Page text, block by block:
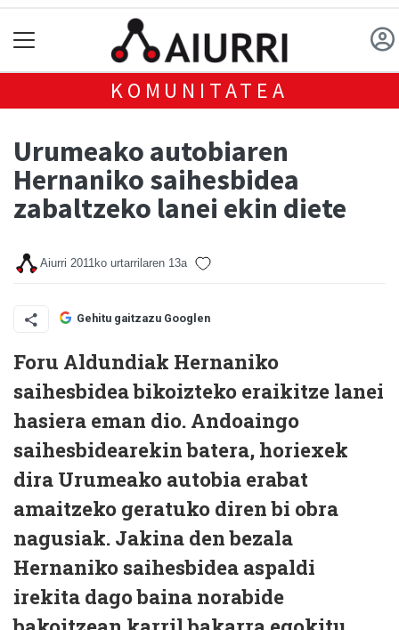
KOMUNITATEA
Urumeako autobiaren
Hernaniko saihesbidea
zabaltzeko lanei ekin diete
Aiurri 2011ko urtarrilaren 13a
Gehitu gaitzazu Googlen
Foru Aldundiak Hernaniko
saihesbidea bikoizteko eraikitze lanei
hasiera eman dio. Andoaingo
saihesbidearekin batera, horiexek
dira Urumeako autobia erabat
amaitzeko geratuko diren bi obra
nagusiak. Jakina den bezala
Hernaniko saihesbidea aspaldi
irekita dago baina norabide